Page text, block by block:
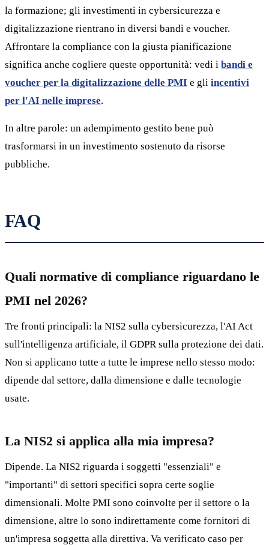
la formazione; gli investimenti in cybersicurezza e
digitalizzazione rientrano in diversi bandi e voucher.
Affrontare la compliance con la giusta pianificazione
significa anche cogliere queste opportunità: vedi i bandi e
voucher per la digitalizzazione delle PMI e gli incentivi
per l'AI nelle imprese.
In altre parole: un adempimento gestito bene può
trasformarsi in un investimento sostenuto da risorse
pubbliche.
FAQ
Quali normative di compliance riguardano le
PMI nel 2026?
Tre fronti principali: la NIS2 sulla cybersicurezza, l'AI Act
sull'intelligenza artificiale, il GDPR sulla protezione dei dati.
Non si applicano tutte a tutte le imprese nello stesso modo:
dipende dal settore, dalla dimensione e dalle tecnologie
usate.
La NIS2 si applica alla mia impresa?
Dipende. La NIS2 riguarda i soggetti "essenziali" e
"importanti" di settori specifici sopra certe soglie
dimensionali. Molte PMI sono coinvolte per il settore o la
dimensione, altre lo sono indirettamente come fornitori di
un'impresa soggetta alla direttiva. Va verificato caso per